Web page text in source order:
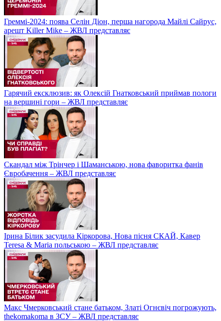
Греммі-2024: поява Селін Діон, перша нагорода Майлі Сайрус,
арешт Killer Mike – ЖВЛ представляє
Гарячий ексклюзив: як Олексій Гнатковський приймав пологи
на вершині гори – ЖВЛ представляє
Скандал між Трінчер і Шаманською, нова фаворитка фанів
Євробачення – ЖВЛ представляє
Ірина Білик засудила Кіркорова, Нова пісня СКАЙ, Кавер
Teresa & Maria польською – ЖВЛ представляє
Макс Чмерковський стане батьком, Златі Огнєвіч погрожують,
thekomakoma в ЗСУ – ЖВЛ представляє